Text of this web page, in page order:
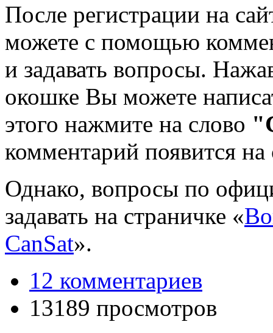
После регистрации на
можете с помощью
и задавать вопросы.
окошке Вы можете
этого нажмите на слово
комментарий появится на
Однако, вопросы по
задавать на страничке «
CanSat».
12 комментариев
13189 просмотров